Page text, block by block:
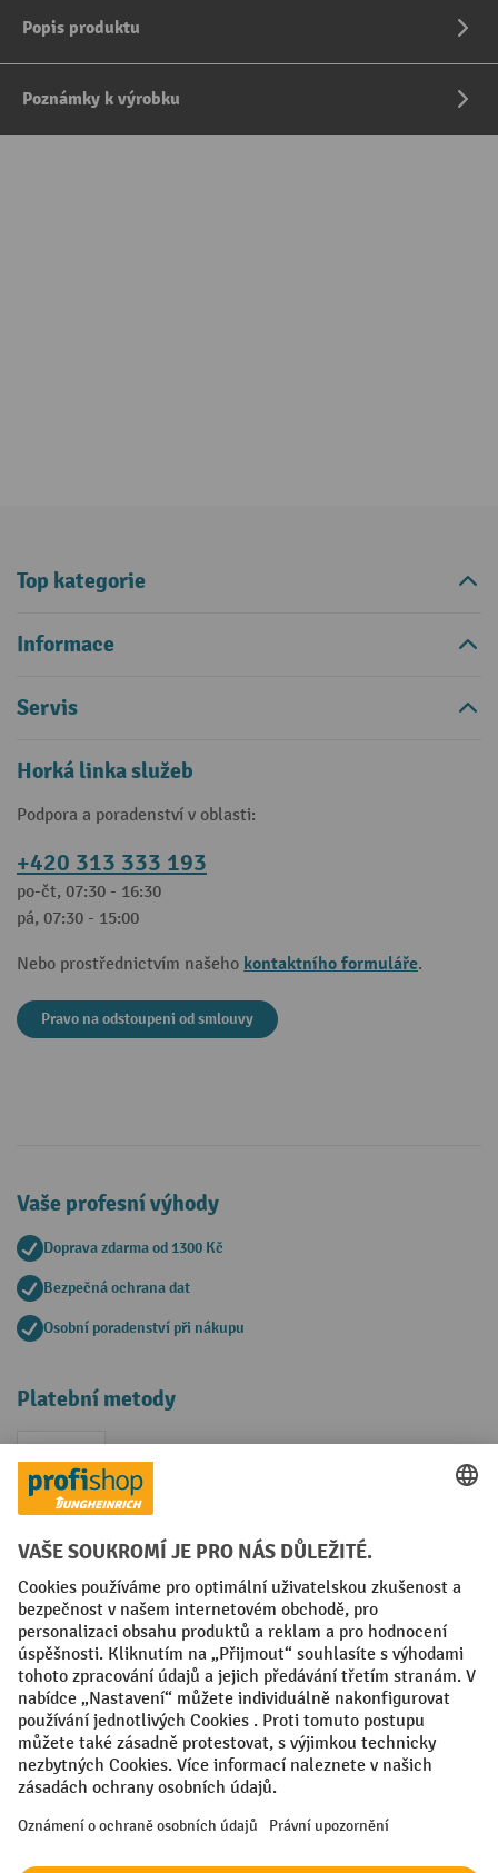
Popis produktu
Poznámky k výrobku
Top kategorie
Informace
Servis
Horká linka služeb
Podpora a poradenství v oblasti:
+420 313 333 193
po-čt, 07:30 - 16:30
pá, 07:30 - 15:00
Nebo prostřednictvím našeho kontaktního formuláře.
Pravo na odstoupeni od smlouvy
Vaše profesní výhody
Doprava zdarma od 1300 Kč
Bezpečná ochrana dat
Osobní poradenství při nákupu
Platební metody
Faktura
Sociální sítě
Facebook
YouTubeLinkedIn
VODP Otisk
Prohlášení o ochraně osobních údajů
Nastavení ochrany osobních údajů
All prices excl. VAT plusshipping costsand possible delivery charges,